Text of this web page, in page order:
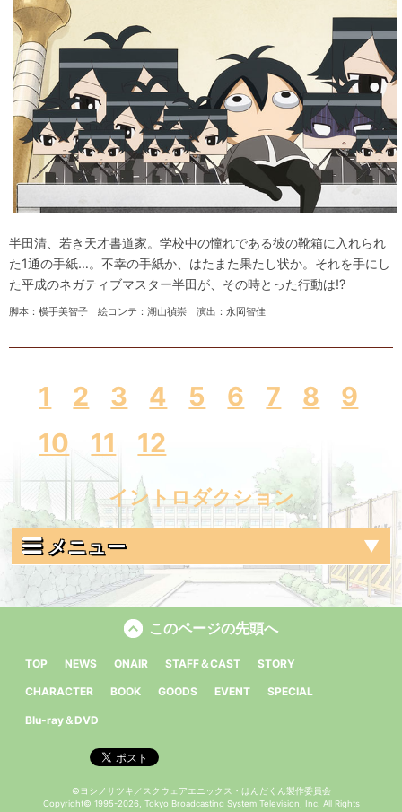
半田清、若き天才書道家。学校中の憧れである彼の靴箱に入れられ
た1通の手紙…。不幸の手紙か、はたまた果たし状か。それを手にし
た平成のネガティブマスター半田が、その時とった行動は!?
脚本：横手美智子 絵コンテ：湖山禎崇 演出：永岡智佳
1 2 3 4 5 6 7 8
9
10
11 12
イントロダクション
メニュー
このページの先頭へ
TOP NEWS ONAIR STAFF＆CAST STORY
CHARACTER BOOK GOODS EVENT SPECIAL
Blu-ray＆DVD
©ヨシノサツキ／スクウェアエニックス・はんだくん製作委員会
Copyright© 1995-2026, Tokyo Broadcasting System Television, Inc. All Rights